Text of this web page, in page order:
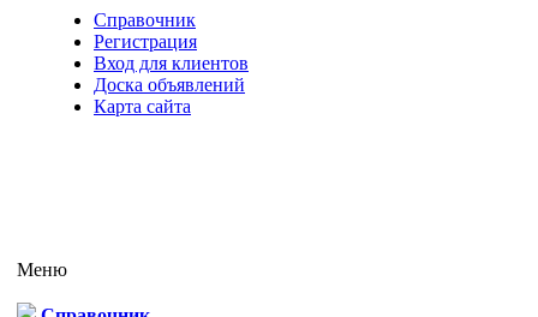
Справочник
Регистрация
Вход для клиентов
Доска объявлений
Карта сайта
Меню